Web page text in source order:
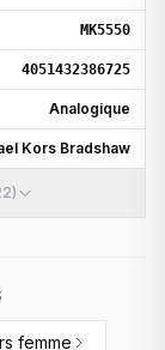
MK5550
4051432386725
Analogique
Kors Bradshaw
femme